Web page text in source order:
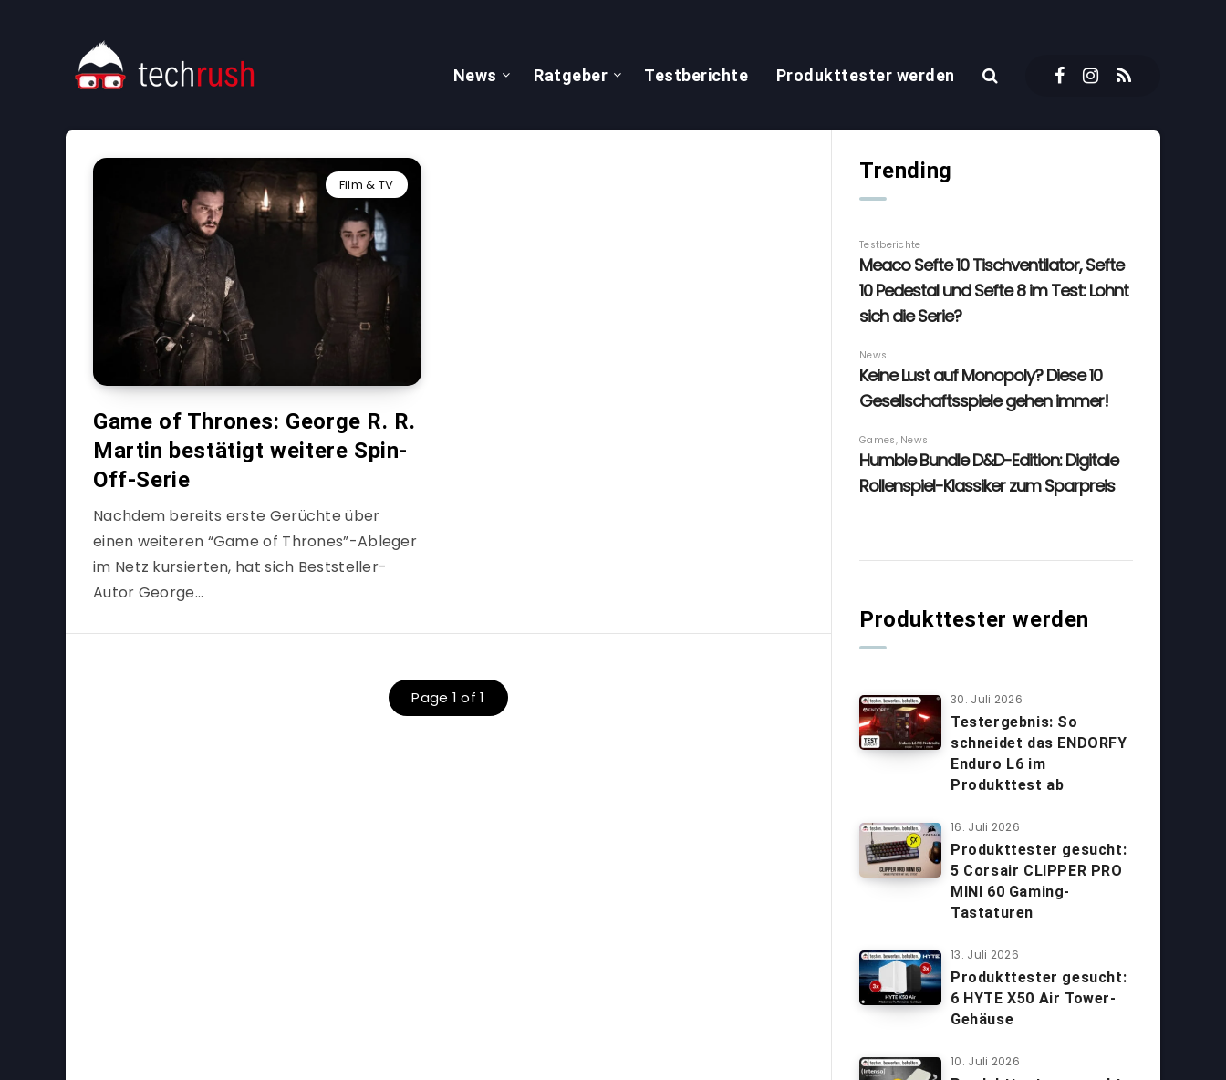
News Ratgeber Testberichte Produkttester werden
Film & TV
Game of Thrones: George R. R.
Martin bestätigt weitere Spin-
Off-Serie
Nachdem bereits erste Gerüchte über
einen weiteren “Game of Thrones”-Ableger
im Netz kursierten, hat sich Beststeller-
Autor George…
Page 1 of 1
Trending
Produkttester werden
30. Juli 2026
Testergebnis: So
schneidet das ENDORFY
Enduro L6 im
Produkttest ab
16. Juli 2026
Produkttester gesucht:
5 Corsair CLIPPER PRO
MINI 60 Gaming-
Tastaturen
13. Juli 2026
Produkttester gesucht:
6 HYTE X50 Air Tower-
Gehäuse
10. Juli 2026